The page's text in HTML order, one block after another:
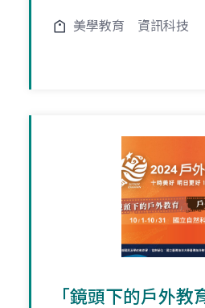
美學教育 資訊科技
「鏡頭下的戶外教